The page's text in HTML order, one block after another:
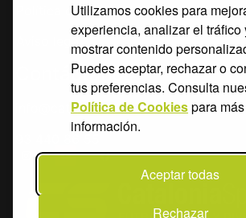
Utilizamos cookies para
experiencia, analizar el tráfico
mostrar contenido
Puedes aceptar, rechazar o
tus preferencias. Consulta
Política de Cookiespara más
información.
Aceptar todas
Rechazar
Política de privacidad
Contáctanos
info@catsports.net